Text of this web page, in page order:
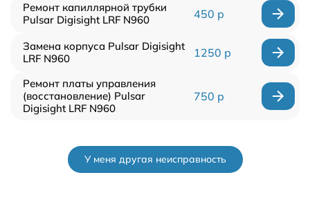
Ремонт капиллярной трубки
Pulsar Digisight LRF N960
450 р
Замена корпуса Pulsar Digisight
LRF N960
1250 р
Ремонт платы управления
(восстановление) Pulsar
Digisight LRF N960
750 р
У меня другая неисправность